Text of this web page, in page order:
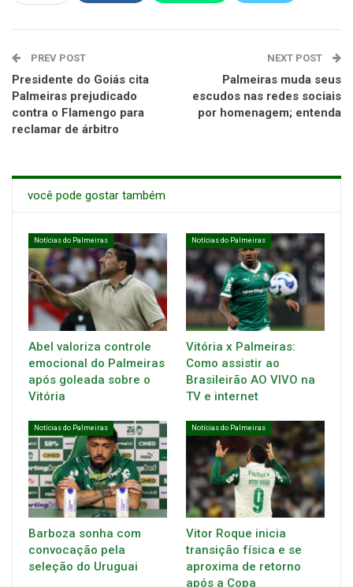
PREV POST
Presidente do Goiás cita
Palmeiras prejudicado
contra o Flamengo para
reclamar de árbitro
NEXT POST
Palmeiras muda seus
escudos nas redes sociais
por homenagem; entenda
você pode gostar também
Notícias do Palmeiras
Abel valoriza controle
emocional do Palmeiras
após goleada sobre o
Vitória
Notícias do Palmeiras
Vitória x Palmeiras:
Como assistir ao
Brasileirão AO VIVO na
TV e internet
Notícias do Palmeiras
Barboza sonha com
convocação pela
seleção do Uruguai
Notícias do Palmeiras
Vitor Roque inicia
transição física e se
aproxima de retorno
após a Copa